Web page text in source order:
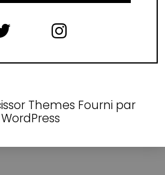
Themes Fourni par
WordPress